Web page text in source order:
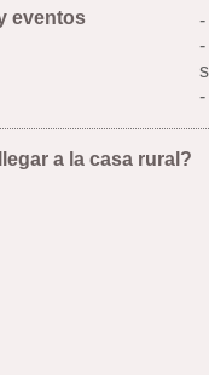
eventos
a la casa rural?